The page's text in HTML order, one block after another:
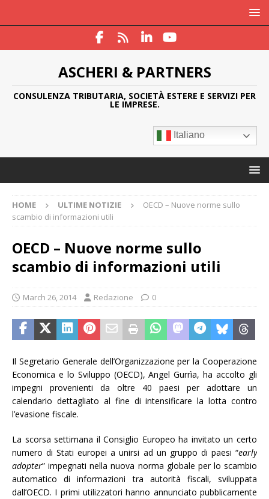
ASCHERI & PARTNERS
CONSULENZA TRIBUTARIA, SOCIETÀ ESTERE E SERVIZI PER
LE IMPRESE.
Italiano
HOME ULTIME NOTIZIE
OECD – Nuove norme sullo
scambio di informazioni utili
OECD – Nuove norme sullo
scambio di informazioni utili
March 26, 2014 Redazione 0
Il Segretario Generale dell’Organizzazione per la Cooperazione
Economica e lo Sviluppo (OECD), Angel Gurrìa, ha accolto gli
impegni provenienti da oltre 40 paesi per adottare un
calendario dettagliato al fine di intensificare la lotta contro
l’evasione fiscale.
La scorsa settimana il Consiglio Europeo ha invitato un certo
numero di Stati europei a unirsi ad un gruppo di paesi “early
adopter” impegnati nella nuova norma globale per lo scambio
automatico di informazioni tra autorità fiscali, sviluppata
dall’OECD. I primi utilizzatori hanno annunciato pubblicamente